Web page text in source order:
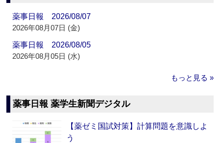
薬事日報 2026/08/07
2026年08月07日 (金)
薬事日報 2026/08/05
2026年08月05日 (水)
もっと見る »
薬事日報 薬学生新聞デジタル
【薬ゼミ国試対策】計算問題を意識しよ
う